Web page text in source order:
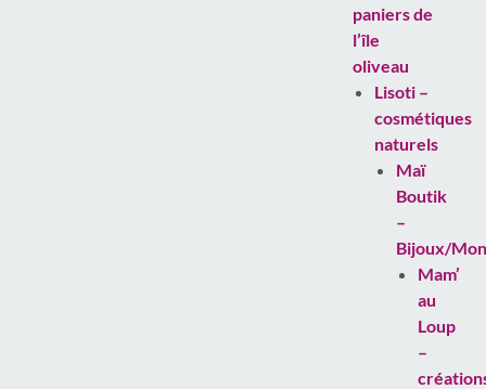
paniers de
l’île
oliveau
Lisoti –
cosmétiques
naturels
Maï
Boutik
–
Bijoux/
Mam’
au
Loup
–